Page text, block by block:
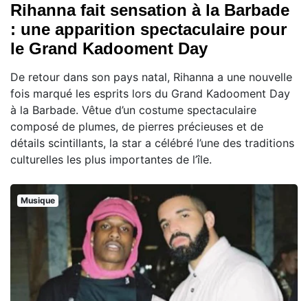
Rihanna fait sensation à la Barbade
: une apparition spectaculaire pour
le Grand Kadooment Day
De retour dans son pays natal, Rihanna a une nouvelle
fois marqué les esprits lors du Grand Kadooment Day
à la Barbade. Vêtue d’un costume spectaculaire
composé de plumes, de pierres précieuses et de
détails scintillants, la star a célébré l’une des traditions
culturelles les plus importantes de l’île.
Musique